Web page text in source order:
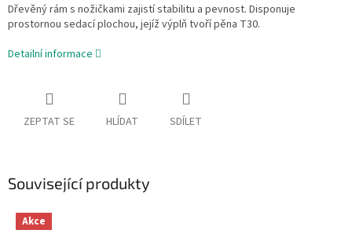
Dřevěný rám s nožičkami zajistí stabilitu a pevnost. Disponuje
prostornou sedací plochou, jejíž výplň tvoří pěna T30.
Detailní informace
ZEPTAT SE HLÍDAT SDÍLET
Související produkty
Akce